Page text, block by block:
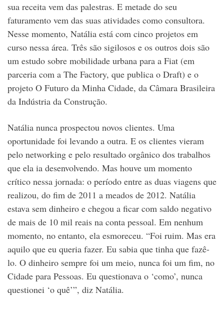
sua receita vem das palestras. E metade do seu
faturamento vem das suas atividades como consultora.
Nesse momento, Natália está com cinco projetos em
curso nessa área. Três são sigilosos e os outros dois são
um estudo sobre mobilidade urbana para a Fiat (em
parceria com a The Factory, que publica o Draft) e o
projeto O Futuro da Minha Cidade, da Câmara Brasileira
da Indústria da Construção.
Natália nunca prospectou novos clientes. Uma
oportunidade foi levando a outra. E os clientes vieram
pelo networking e pelo resultado orgânico dos trabalhos
que ela ia desenvolvendo. Mas houve um momento
crítico nessa jornada: o período entre as duas viagens que
realizou, do fim de 2011 a meados de 2012. Natália
estava sem dinheiro e chegou a ficar com saldo negativo
de mais de 10 mil reais na conta pessoal. Em nenhum
momento, no entanto, ela esmoreceu. “Foi ruim. Mas era
aquilo que eu queria fazer. Eu sabia que tinha que fazê-
lo. O dinheiro sempre foi um meio, nunca foi um fim, no
Cidade para Pessoas. Eu questionava o ‘como’, nunca
questionei ‘o quê’”, diz Natália.